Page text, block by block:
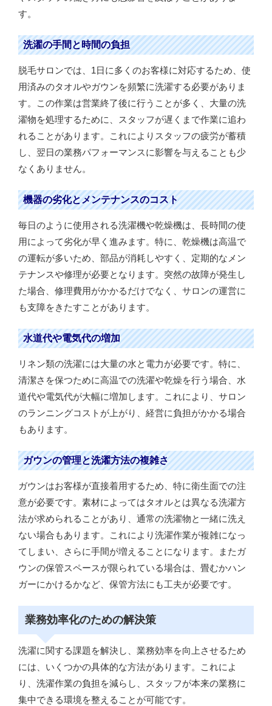
す。
洗濯の手間と時間の負担
脱毛サロンでは、1日に多くのお客様に対応するため、使
用済みのタオルやガウンを頻繁に洗濯する必要がありま
す。この作業は営業終了後に行うことが多く、大量の洗
濯物を処理するために、スタッフが遅くまで作業に追わ
れることがあります。これによりスタッフの疲労が蓄積
し、翌日の業務パフォーマンスに影響を与えることも少
なくありません。
機器の劣化とメンテナンスのコスト
毎日のように使用される洗濯機や乾燥機は、長時間の使
用によって劣化が早く進みます。特に、乾燥機は高温で
の運転が多いため、部品が消耗しやすく、定期的なメン
テナンスや修理が必要となります。突然の故障が発生し
た場合、修理費用がかかるだけでなく、サロンの運営に
も支障をきたすことがあります。
水道代や電気代の増加
リネン類の洗濯には大量の水と電力が必要です。特に、
清潔さを保つために高温での洗濯や乾燥を行う場合、水
道代や電気代が大幅に増加します。これにより、サロン
のランニングコストが上がり、経営に負担がかかる場合
もあります。
ガウンの管理と洗濯方法の複雑さ
ガウンはお客様が直接着用するため、特に衛生面での注
意が必要です。素材によってはタオルとは異なる洗濯方
法が求められることがあり、通常の洗濯物と一緒に洗え
ない場合もあります。これにより洗濯作業が複雑になっ
てしまい、さらに手間が増えることになります。またガ
ウンの保管スペースが限られている場合は、畳むかハン
ガーにかけるかなど、保管方法にも工夫が必要です。
業務効率化のための解決策
洗濯に関する課題を解決し、業務効率を向上させるため
には、いくつかの具体的な方法があります。これによ
り、洗濯作業の負担を減らし、スタッフが本来の業務に
集中できる環境を整えることが可能です。